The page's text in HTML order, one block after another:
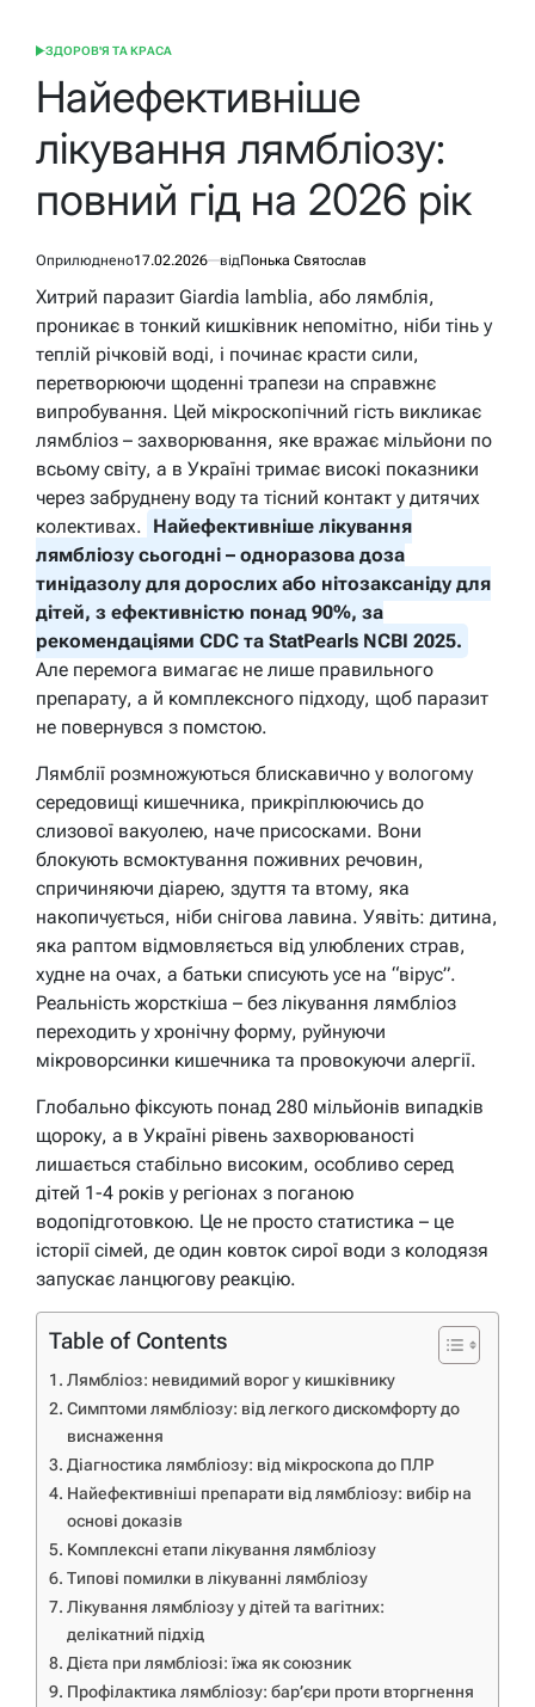
ОПУБЛІКУВАТИ
ЗДОРОВ'Я ТА КРАСА
Найефективніше
лікування лямбліозу:
повний гід на 2026 рік
Оприлюднено17.02.2026 відПонька Святослав
Хитрий паразит Giardia lamblia, або лямблія,
проникає в тонкий кишківник непомітно, ніби тінь у
теплій річковій воді, і починає красти сили,
перетворюючи щоденні трапези на справжнє
випробування. Цей мікроскопічний гість викликає
лямбліоз – захворювання, яке вражає мільйони по
всьому світу, а в Україні тримає високі показники
через забруднену воду та тісний контакт у дитячих
колективах. Найефективніше лікування
лямбліозу сьогодні – одноразова доза
тинідазолу для дорослих або нітозаксаніду для
дітей, з ефективністю понад 90%, за
рекомендаціями CDC та StatPearls NCBI 2025.
Але перемога вимагає не лише правильного
препарату, а й комплексного підходу, щоб паразит
не повернувся з помстою.
Лямблії розмножуються блискавично у вологому
середовищі кишечника, прикріплюючись до
слизової вакуолею, наче присосками. Вони
блокують всмоктування поживних речовин,
спричиняючи діарею, здуття та втому, яка
накопичується, ніби снігова лавина. Уявіть: дитина,
яка раптом відмовляється від улюблених страв,
худне на очах, а батьки списують усе на “вірус”.
Реальність жорсткіша – без лікування лямбліоз
переходить у хронічну форму, руйнуючи
мікроворсинки кишечника та провокуючи алергії.
Глобально фіксують понад 280 мільйонів випадків
щороку, а в Україні рівень захворюваності
лишається стабільно високим, особливо серед
дітей 1-4 років у регіонах з поганою
водопідготовкою. Це не просто статистика – це
історії сімей, де один ковток сирої води з колодязя
запускає ланцюгову реакцію.
Table of Contents
Лямбліоз: невидимий ворог у кишківнику
Симптоми лямбліозу: від легкого дискомфорту до
виснаження
Діагностика лямбліозу: від мікроскопа до ПЛР
Найефективніші препарати від лямбліозу: вибір на
основі доказів
Комплексні етапи лікування лямбліозу
Типові помилки в лікуванні лямбліозу
Лікування лямбліозу у дітей та вагітних:
делікатний підхід
Дієта при лямбліозі: їжа як союзник
Профілактика лямбліозу: бар’єри проти вторгнення